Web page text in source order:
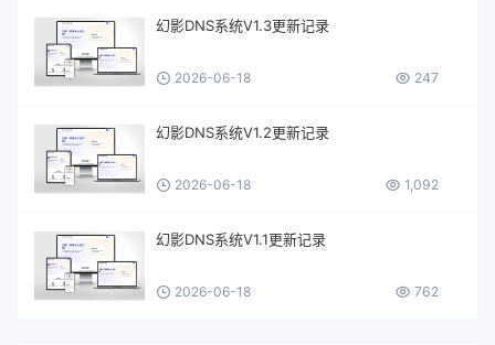
幻影DNS系统V1.3更新记录
2026-06-18 247
幻影DNS系统V1.2更新记录
2026-06-18 1,092
幻影DNS系统V1.1更新记录
2026-06-18 762